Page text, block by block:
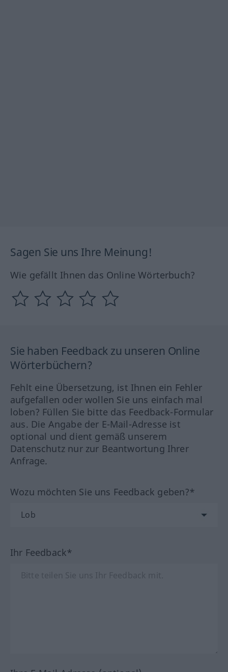
Sagen Sie uns Ihre Meinung!
Wie gefällt Ihnen das Online Wörterbuch?
Sie haben Feedback zu unseren Online
Wörterbüchern?
Fehlt eine Übersetzung, ist Ihnen ein Fehler
aufgefallen oder wollen Sie uns einfach mal
loben? Füllen Sie bitte das Feedback-Formular
aus. Die Angabe der E-Mail-Adresse ist
optional und dient gemäß unserem
Datenschutz nur zur Beantwortung Ihrer
Anfrage.
Wozu möchten Sie uns Feedback geben?*
Ihr Feedback*